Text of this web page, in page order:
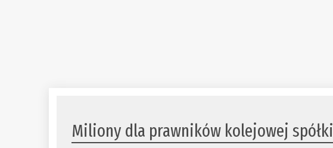
Miliony dla prawników kolejowej spółki